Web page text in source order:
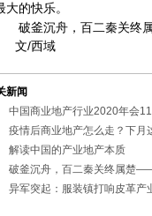
大的快乐。
破釜沉舟，百二秦关终
文/西域
新闻
中国商业地产行业2020年会
疫情后商业地产怎么走？下月
解读中国的产业地产本质
破釜沉舟，百二秦关终属楚
异军突起：服装镇打响皮革产